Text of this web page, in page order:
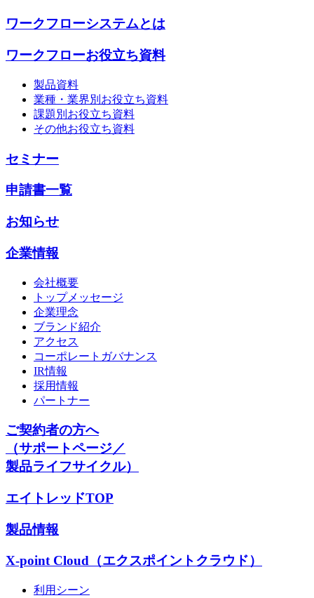
ワークフローシステムとは
ワークフローお役立ち資料
製品資料
業種・業界別お役立ち資料
課題別お役立ち資料
その他お役立ち資料
セミナー
申請書一覧
お知らせ
企業情報
会社概要
トップメッセージ
企業理念
ブランド紹介
アクセス
コーポレートガバナンス
IR情報
採用情報
パートナー
ご契約者の方へ
（サポートページ／
製品ライフサイクル）
エイトレッドTOP
製品情報
X-point Cloud（エクスポイントクラウド）
利用シーン